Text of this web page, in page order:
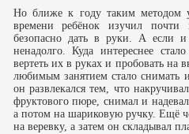
Но ближе к году таким методом
времени ребёнок изучил
безопасно дать в руки. А если и
ненадолго. Куда интереснее
вертеть их в руках и пробовать
любимым занятием стало снимать
он развлекался тем, что
фруктового пюре, снимал и
а потом на шариковую ручку. Ещё
на веревку, а затем он складывал